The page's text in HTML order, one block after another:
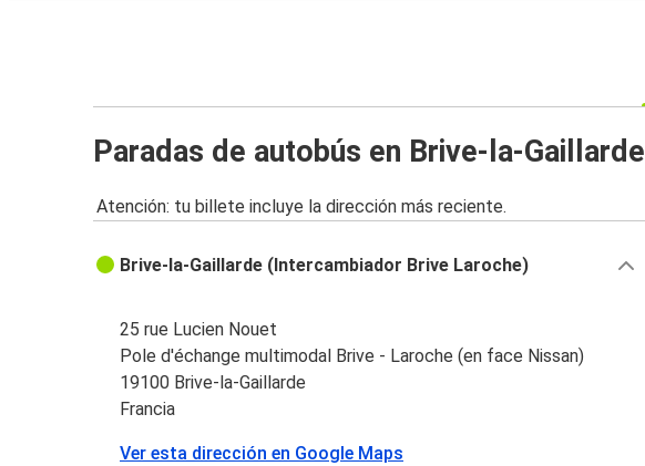
Paradas de autobús en Brive-la-Gaillarde
Atención: tu billete incluye la dirección más reciente.
Brive-la-Gaillarde (Intercambiador Brive Laroche)
25 rue Lucien Nouet
Pole d'échange multimodal Brive - Laroche (en face Nissan)
19100 Brive-la-Gaillarde
Francia
Ver esta dirección en Google Maps